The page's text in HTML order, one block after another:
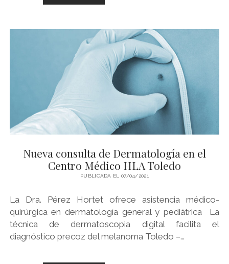
CENTRO
TOLEDO
INCORPORA
OTORRINOLARINGOLOGÍA
CIRUGÍA
CABEZA
SU
DE
SERVICIOS
Nueva consulta de Dermatología en el
Centro Médico HLA Toledo
PUBLICADA EL 07/04/2021
La Dra. Pérez Hortet ofrece asistencia médico-
quirúrgica en dermatología general y pediátrica La
técnica de dermatoscopia digital facilita el
diagnóstico precoz del melanoma Toledo –…